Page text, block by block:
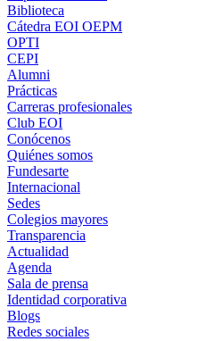
Biblioteca
Cátedra EOI OEPM
OPTI
CEPI
Alumni
Prácticas
Carreras profesionales
Club EOI
Conócenos
Quiénes somos
Fundesarte
Internacional
Sedes
Colegios mayores
Transparencia
Actualidad
Agenda
Sala de prensa
Identidad corporativa
Blogs
Redes sociales